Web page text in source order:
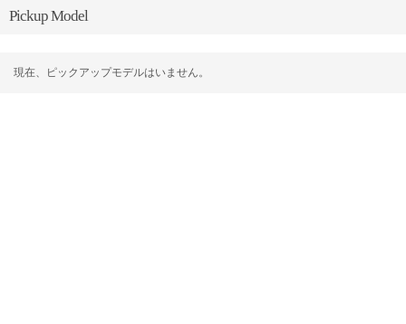
Pickup Model
現在、ピックアップモデルはいません。